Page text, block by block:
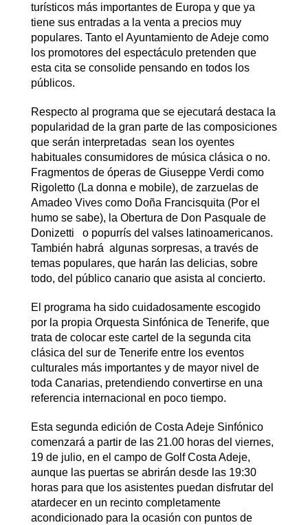
turísticos más importantes de Europa y que ya
tiene sus entradas a la venta a precios muy
populares. Tanto el Ayuntamiento de Adeje como
los promotores del espectáculo pretenden que
esta cita se consolide pensando en todos los
públicos.
Respecto al programa que se ejecutará destaca la
popularidad de la gran parte de las composiciones
que serán interpretadas sean los oyentes
habituales consumidores de música clásica o no.
Fragmentos de óperas de Giuseppe Verdi como
Rigoletto (La donna e mobile), de zarzuelas de
Amadeo Vives como Doña Francisquita (Por el
humo se sabe), la Obertura de Don Pasquale de
Donizetti o popurrís del valses latinoamericanos.
También habrá algunas sorpresas, a través de
temas populares, que harán las delicias, sobre
todo, del público canario que asista al concierto.
El programa ha sido cuidadosamente escogido
por la propia Orquesta Sinfónica de Tenerife, que
trata de colocar este cartel de la segunda cita
clásica del sur de Tenerife entre los eventos
culturales más importantes y de mayor nivel de
toda Canarias, pretendiendo convertirse en una
referencia internacional en poco tiempo.
Esta segunda edición de Costa Adeje Sinfónico
comenzará a partir de las 21.00 horas del viernes,
19 de julio, en el campo de Golf Costa Adeje,
aunque las puertas se abrirán desde las 19:30
horas para que los asistentes puedan disfrutar del
atardecer en un recinto completamente
acondicionado para la ocasión con puntos de